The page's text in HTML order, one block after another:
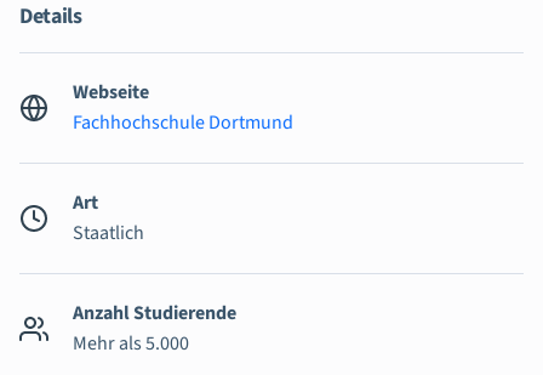
Details
Webseite
Fachhochschule Dortmund
Art
Staatlich
Anzahl Studierende
Mehr als 5.000